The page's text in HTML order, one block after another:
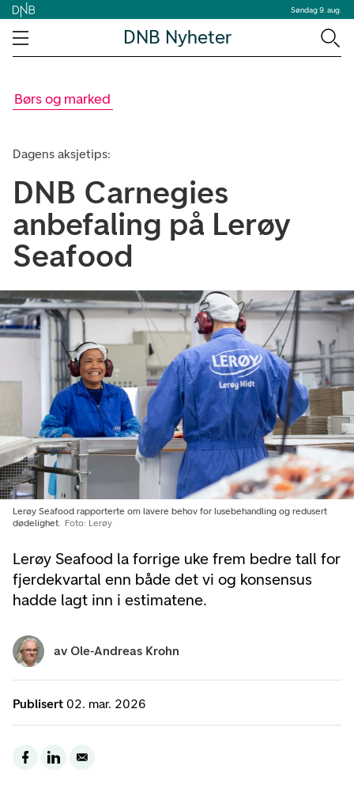
Søndag 9. aug.
DNB Nyheter
Børs og marked
Dagens aksjetips:
DNB Carnegies
anbefaling på Lerøy
Seafood
Lerøy Seafood la forrige uke frem bedre tall for
fjerdekvartal enn både det vi og konsensus
hadde lagt inn i estimatene.
Lerøy Seafood rapporterte om lavere behov for lusebehandling og redusert
dødelighet. Foto: Lerøy
Publisert 02. mar. 2026
av Ole-Andreas Krohn